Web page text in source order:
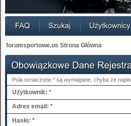
forumsportowe.us Strona Główna
Pola oznaczone * są wymagane, chyba że
Użytkownik: *
Adres email: *
Hasło: *